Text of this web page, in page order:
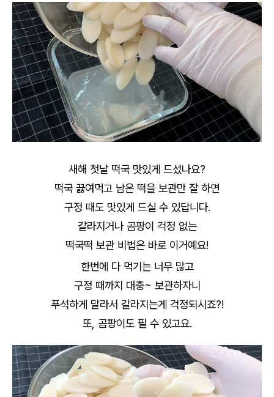
새해 첫날 떡국 맛있게 드셨나요?
떡국 끓여먹고 남은 떡을 보관만 잘 하면
구정 때도 맛있게 드실 수 있답니다.
갈라지거나 곰팡이 걱정 없는
떡국떡 보관 비법은 바로 이거예요!
한번에 다 먹기는 너무 많고
구정 때까지 대충~ 보관하자니
푸석하게 말라서 갈라지는게 걱정되시죠?!
또, 곰팡이도 필 수 있고요.